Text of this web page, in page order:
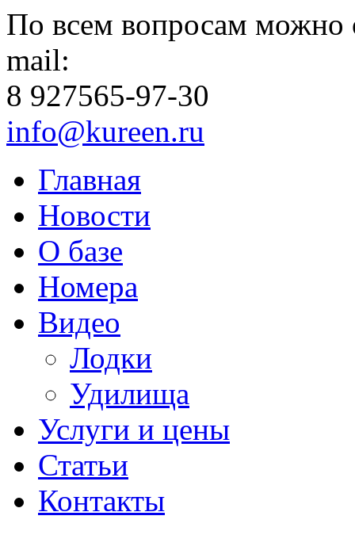
По всем вопросам можно
mail:
8 927565-97-30
info@kureen.ru
Главная
Новости
О базе
Номера
Видео
Лодки
Удилища
Услуги и цены
Статьи
Контакты